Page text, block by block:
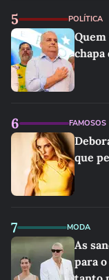
5 POLÍTICA
Quem
6 FAMOSOS
que
7 MODA
As
para